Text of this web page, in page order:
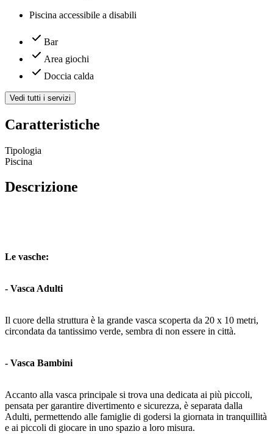
Piscina accessibile a disabili
Bar
Area giochi
Doccia calda
Vedi tutti i servizi
Caratteristiche
Tipologia
Piscina
Descrizione
Le vasche:
- Vasca Adulti
Il cuore della struttura è la grande vasca scoperta da 20 x 10 metri,
circondata da tantissimo verde, sembra di non essere in città.
- Vasca Bambini
Accanto alla vasca principale si trova una dedicata ai più piccoli,
pensata per garantire divertimento e sicurezza, è separata dalla
Adulti, permettendo alle famiglie di godersi la giornata in tranquillità
e ai piccoli di giocare in uno spazio a loro misura.